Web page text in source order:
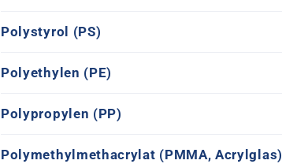
n
k
a
p
Polystyrol (PS)
Polyethylen (PE)
Polypropylen (PP)
Polymethylmethacrylat (PMMA, Acrylglas)